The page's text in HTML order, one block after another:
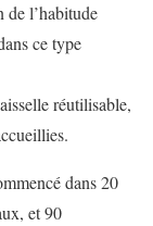
de l’habitude
ce type
réutilisable,
dans 20
et 90